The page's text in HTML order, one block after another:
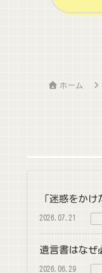
ホーム
「迷惑をか
2026.07.21
遺言書はなぜ
2026.06.29